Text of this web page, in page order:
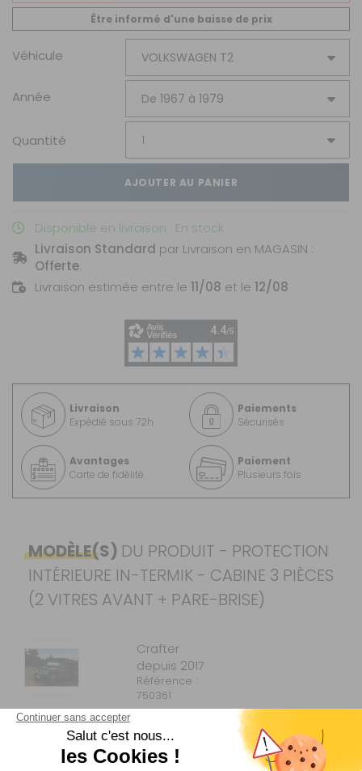
Être informé d'une baisse de prix
Véhicule
Année
Quantité
AJOUTER AU PANIER
Disponible en livraison : En stock
Livraison Standard par Livraison en MAGASIN :
Offerte.
Livraison estimée entre le 11/08 et le 12/08
Livraison
Expédié sous 72h
Paiements
Sécurisés
Avantages
Carte de fidélité
Paiement
Plusieurs fois
MODÈLE(S) DU PRODUIT - PROTECTION
INTÉRIEURE IN-TERMIK - CABINE 3 PIÈCES
(2 VITRES AVANT + PARE-BRISE)
Crafter
depuis 2017
Référence :
750361
VOLKSWAGEN
CRAFTER I
VOLKSWAGEN